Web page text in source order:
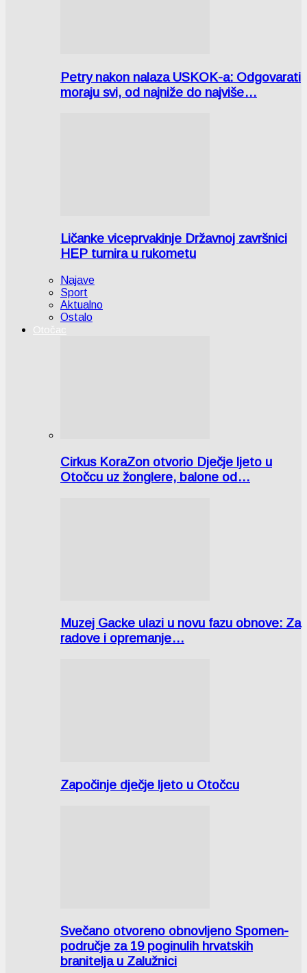
Petry nakon nalaza USKOK-a: Odgovarati
moraju svi, od najniže do najviše…
Ličanke viceprvakinje Državnoj završnici
HEP turnira u rukometu
Najave
Sport
Aktualno
Ostalo
Otočac
Cirkus KoraZon otvorio Dječje ljeto u
Otočcu uz žonglere, balone od…
Muzej Gacke ulazi u novu fazu obnove: Za
radove i opremanje…
Započinje dječje ljeto u Otočcu
Svečano otvoreno obnovljeno Spomen-
područje za 19 poginulih hrvatskih
branitelja u Zalužnici